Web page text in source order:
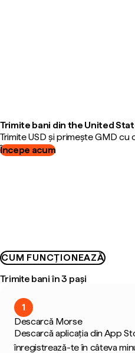
Trimite bani din the United
Trimite USD și primește GMD cu
Începe acum
CUM FUNCȚIONEAZĂ
Trimite bani în 3 pași
1
Descarcă Morse
Descarcă aplicația din App
înregistrează-te în câteva